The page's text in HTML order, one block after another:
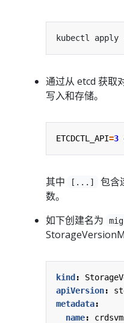
通过从 etcd 获取
写入和存储。
ETCDCTL_API=3
其中 [...]
包含
数。
如下创建名为
kind:
apiVersion:
metadata:
name:
crdsvm